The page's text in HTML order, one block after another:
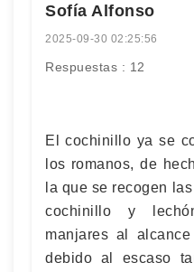
Sofía Alfonso
2025-09-30 02:25:56
Respuestas : 12
El cochinillo ya se
los romanos, de
la que se recogen
cochinillo y
manjares al
debido al escaso